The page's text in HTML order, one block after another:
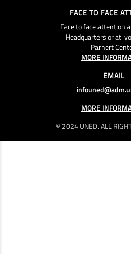
© 2024 UNED. ALL
FACE TO FACE
Face to face attention
Headquarters or at
Parnert
MORE
EMAIL
MORE